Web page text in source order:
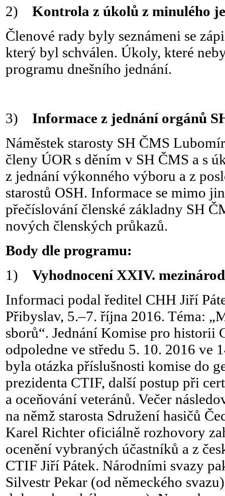
2) Kontrola z úkolů z minulého
Členové rady byly seznámeni se
který byl schválen. Úkoly, které
programu dnešního jednání.
3) Informace z jednání orgánů
Náměstek starosty SH ČMS
členy ÚOR s děním v SH ČMS a s
z jednání výkonného výboru a z
starostů OSH. Informace se mimo
přečíslování členské základny SH
nových členských průkazů.
Body dle programu:
1) Vyhodnocení XXIV.
Informaci podal ředitel CHH Jiří
Přibyslav, 5.–7. října 2016. Téma:
sborů“. Jednání Komise pro historii
odpoledne ve středu 5. 10. 2016 ve
byla otázka příslušnosti komise do
prezidenta CTIF, další postup při
a oceňování veteránů. Večer
na němž starosta Sdružení hasičů
Karel Richter oficiálně rozhovory
ocenění vybraných účastníků a z
CTIF Jiří Pátek. Národními svazy
Silvestr Pekar (od německého